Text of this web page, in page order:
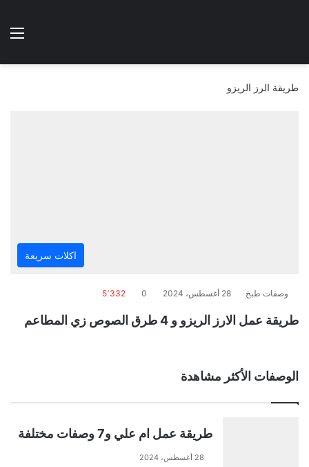
الوضع
طريقة الرز الريزو
اكلات سريعة
وصفات طبخ 28 أغسطس، 2024 0 5٬332
طريقة عمل الارز الريزو و 4 طرق الصوص زي المطاعم
الوصفات الأكثر مشاهدة
طريقة عمل ام علي و7 وصفات مختلفة
28 أغسطس، 2024